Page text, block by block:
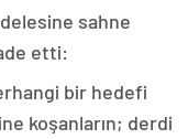
sahne
etti:
bir hedefi
koşanların; derdi